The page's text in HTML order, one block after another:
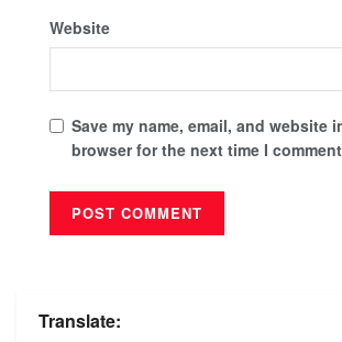
Website
Save my name, email, and website
browser for the next time I
Translate: